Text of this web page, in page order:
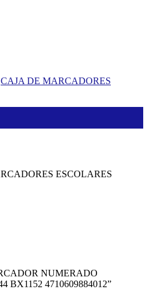
CAJA DE MARCADORES
ESCOLARES
NUMERADO
BX1152 4710609884012”